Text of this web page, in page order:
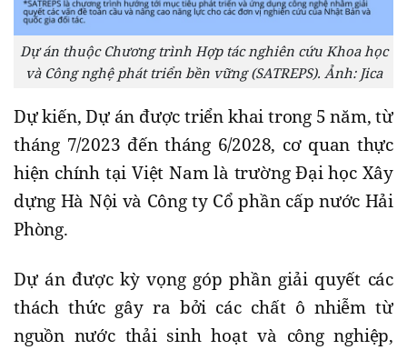
Dự án thuộc Chương trình Hợp tác nghiên cứu Khoa học
và Công nghệ phát triển bền vững (SATREPS). Ảnh: Jica
Dự kiến, Dự án được triển khai trong 5 năm, từ
tháng 7/2023 đến tháng 6/2028, cơ quan thực
hiện chính tại Việt Nam là trường Đại học Xây
dựng Hà Nội và Công ty Cổ phần cấp nước Hải
Phòng.
Dự án được kỳ vọng góp phần giải quyết các
thách thức gây ra bởi các chất ô nhiễm từ
nguồn nước thải sinh hoạt và công nghiệp,